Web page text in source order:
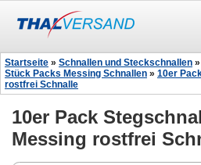
Startseite » Schnallen und Steckschnallen »
Stück Packs Messing Schnallen » 10er
rostfrei Schnalle
10er Pack
Messing rostfrei